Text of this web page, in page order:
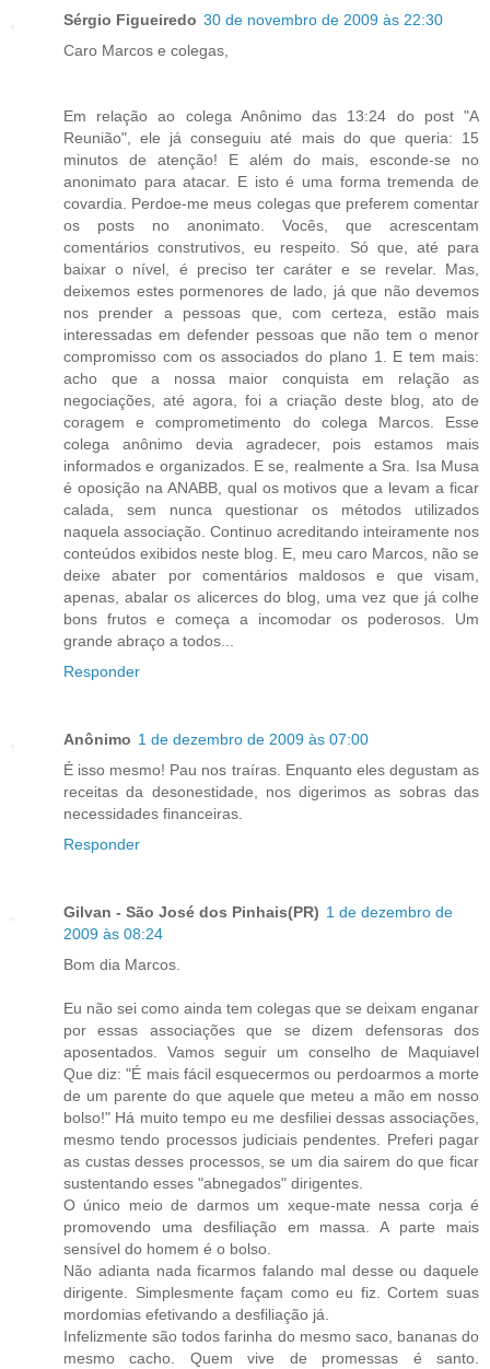
Sérgio Figueiredo 30 de novembro de 2009 às 22:30
Caro Marcos e colegas,
Em relação ao colega Anônimo das 13:24 do post "A
Reunião", ele já conseguiu até mais do que queria: 15
minutos de atenção! E além do mais, esconde-se no
anonimato para atacar. E isto é uma forma tremenda de
covardia. Perdoe-me meus colegas que preferem comentar
os posts no anonimato. Vocês, que acrescentam
comentários construtivos, eu respeito. Só que, até para
baixar o nível, é preciso ter caráter e se revelar. Mas,
deixemos estes pormenores de lado, já que não devemos
nos prender a pessoas que, com certeza, estão mais
interessadas em defender pessoas que não tem o menor
compromisso com os associados do plano 1. E tem mais:
acho que a nossa maior conquista em relação as
negociações, até agora, foi a criação deste blog, ato de
coragem e comprometimento do colega Marcos. Esse
colega anônimo devia agradecer, pois estamos mais
informados e organizados. E se, realmente a Sra. Isa Musa
é oposição na ANABB, qual os motivos que a levam a ficar
calada, sem nunca questionar os métodos utilizados
naquela associação. Continuo acreditando inteiramente nos
conteúdos exibidos neste blog. E, meu caro Marcos, não se
deixe abater por comentários maldosos e que visam,
apenas, abalar os alicerces do blog, uma vez que já colhe
bons frutos e começa a incomodar os poderosos. Um
grande abraço a todos...
Responder
Anônimo 1 de dezembro de 2009 às 07:00
É isso mesmo! Pau nos traíras. Enquanto eles degustam as
receitas da desonestidade, nos digerimos as sobras das
necessidades financeiras.
Responder
Gilvan - São José dos Pinhais(PR) 1 de dezembro de
2009 às 08:24
Bom dia Marcos.
Eu não sei como ainda tem colegas que se deixam enganar
por essas associações que se dizem defensoras dos
aposentados. Vamos seguir um conselho de Maquiavel
Que diz: "É mais fácil esquecermos ou perdoarmos a morte
de um parente do que aquele que meteu a mão em nosso
bolso!" Há muito tempo eu me desfiliei dessas associações,
mesmo tendo processos judiciais pendentes. Preferi pagar
as custas desses processos, se um dia sairem do que ficar
sustentando esses "abnegados" dirigentes.
O único meio de darmos um xeque-mate nessa corja é
promovendo uma desfiliação em massa. A parte mais
sensível do homem é o bolso.
Não adianta nada ficarmos falando mal desse ou daquele
dirigente. Simplesmente façam como eu fiz. Cortem suas
mordomias efetivando a desfiliação já.
Infelizmente são todos farinha do mesmo saco, bananas do
mesmo cacho. Quem vive de promessas é santo.